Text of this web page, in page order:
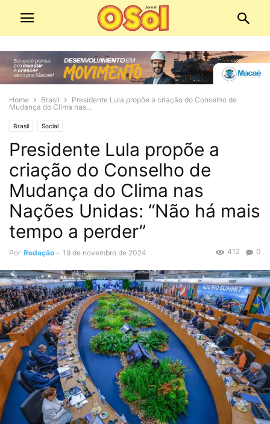
Home Brasil
Presidente Lula propõe a criação do Conselho de
Mudança do Clima nas...
Brasil Social
Presidente Lula propõe a
criação do Conselho de
Mudança do Clima nas
Nações Unidas: “Não há mais
tempo a perder”
Por Redação - 19 de novembro de 2024 0
412